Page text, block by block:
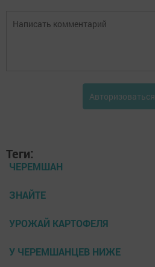
Авторизоваться
Теги:
ЧЕРЕМШАН
ЗНАЙТЕ
УРОЖАЙ КАРТОФЕЛЯ
У ЧЕРЕМШАНЦЕВ НИЖЕ